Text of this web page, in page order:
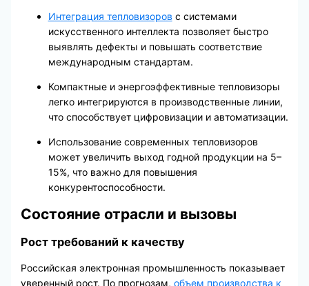
Интеграция тепловизоров с системами
искусственного интеллекта позволяет быстро
выявлять дефекты и повышать соответствие
международным стандартам.
Компактные и энергоэффективные тепловизоры
легко интегрируются в производственные линии,
что способствует цифровизации и автоматизации.
Использование современных тепловизоров
может увеличить выход годной продукции на 5–
15%, что важно для повышения
конкурентоспособности.
Состояние отрасли и вызовы
Рост требований к качеству
Российская электронная промышленность показывает
уверенный рост. По прогнозам, объем производства к